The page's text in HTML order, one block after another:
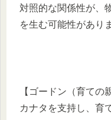
対照的な関係性が、
を生む可能性があり
【ゴードン（育ての
カナタを支持し、育